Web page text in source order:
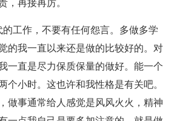
，再接再厉。
的工作，不要有任何怨言。多做多学
的我一直以来还是做的比较好的。对
一直是尽力保质保量的做好。能一个
个小时。这也许和我性格是有关吧。
做事通常给人感觉是风风火火，精神